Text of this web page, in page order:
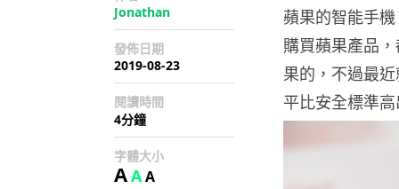
Jonathan
發佈日期
2019-08-23
閱讀時間
4分鐘
字體大小
AAA
蘋果的智能手
購買蘋果產品
果的，不過最
平比安全標準